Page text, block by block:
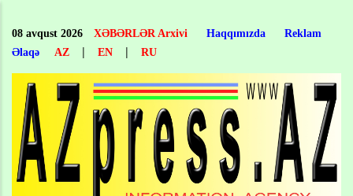
main
content
08 avqust 2026 XƏBƏRLƏR Arxivi Haqqımızda
Reklam
Əlaqə
AZ | EN | RU